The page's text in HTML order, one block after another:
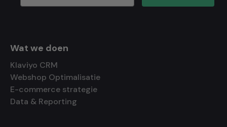
Wat we doen
Klaviyo CRM
Webshop Optimalisatie
E-commerce strategie
Data & Reporting